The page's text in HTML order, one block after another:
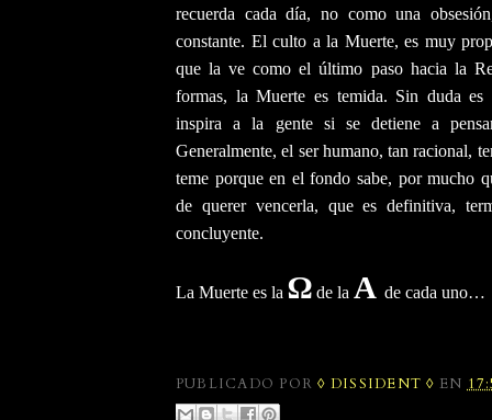
recuerda cada día, no como una
constante. El culto a la Muerte, es muy
que la ve como el último paso hacia la
formas, la Muerte es temida. Sin duda
inspira a la gente si se detiene a
Generalmente, el ser humano, tan racional,
teme porque en el fondo sabe, por mucho
de querer vencerla, que es definitiva,
concluyente.
La Muerte es la Ω de la Α de cada uno…
PUBLICADO POR◊ DISSIDENT ◊ EN